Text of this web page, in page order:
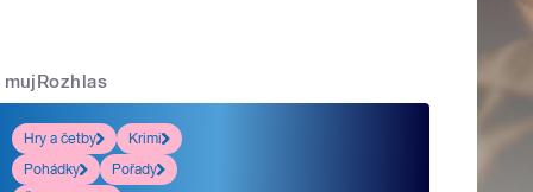
mujRozhlas
Hry a četby
Krimi
Pohádky
Pořady